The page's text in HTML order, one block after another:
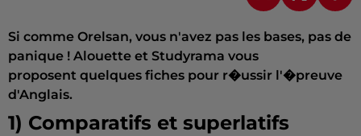
Si comme Orelsan, vous n'avez pas les bases, pas de
panique ! Alouette et Studyrama vous
proposent quelques fiches pour r�ussir l'�preuve
d'Anglais.
1) Comparatifs et superlatifs